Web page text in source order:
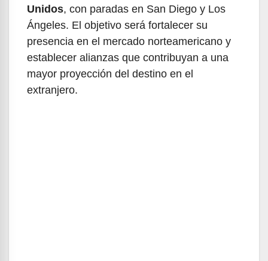
Unidos, con paradas en San Diego y Los
Ángeles. El objetivo será fortalecer su
presencia en el mercado norteamericano y
establecer alianzas que contribuyan a una
mayor proyección del destino en el
extranjero.